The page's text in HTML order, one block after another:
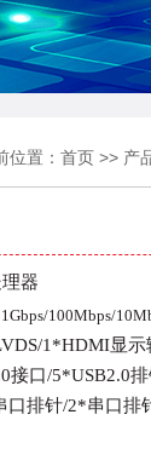
位置： 首页 >> 产
器
100Mbps/
1*HDMI显示
口/5*USB2.0排
排针/2*串口排